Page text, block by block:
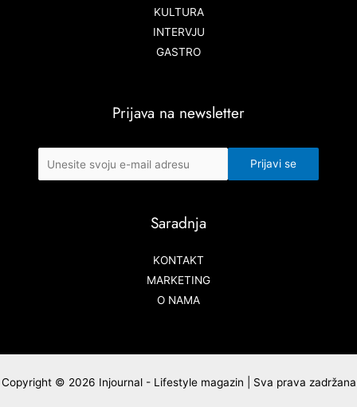
KULTURA
INTERVJU
GASTRO
Prijava na newsletter
Saradnja
KONTAKT
MARKETING
O NAMA
Copyright © 2026 Injournal - Lifestyle magazin | Sva prava zadržana